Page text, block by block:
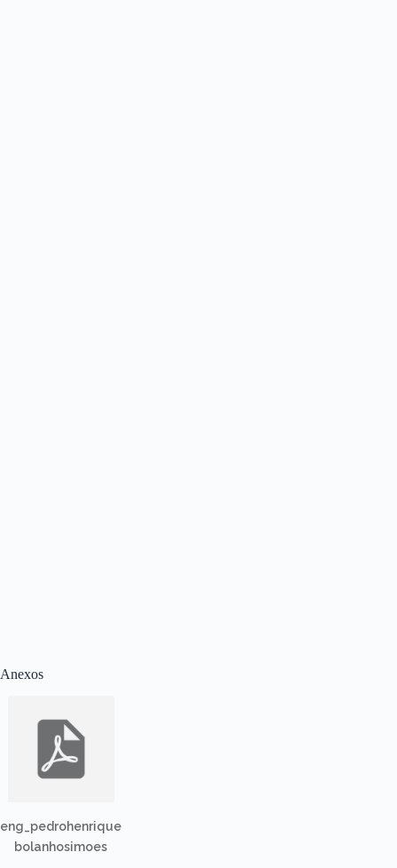
Anexos
eng_pedrohenrique
bolanhosimoes